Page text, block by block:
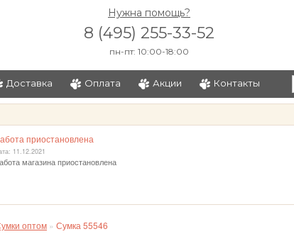
Нужна помощь?
8 (495) 255-33-52
пн-пт: 10:00-18:00
Доставка Оплата Акции Контакты
приостановлена
11.12.2021
магазина приостановлена
оптом » Сумка 55546